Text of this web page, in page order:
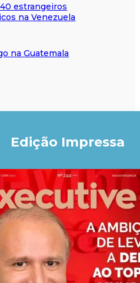
estrangeiros
na Venezuela
na Guatemala
Edição Impressa